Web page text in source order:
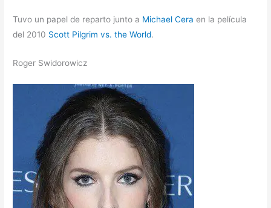
Tuvo un papel de reparto junto a Michael Cera en la película
del 2010 Scott Pilgrim vs. the World.
Roger Swidorowicz